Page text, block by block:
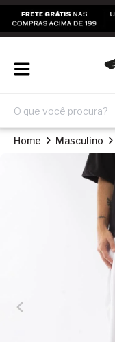
Home Masculino